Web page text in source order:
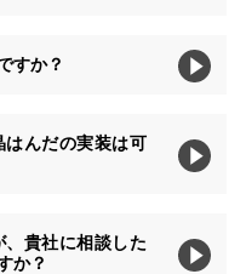
すか？
んだの実装は可
貴社に相談した
か？